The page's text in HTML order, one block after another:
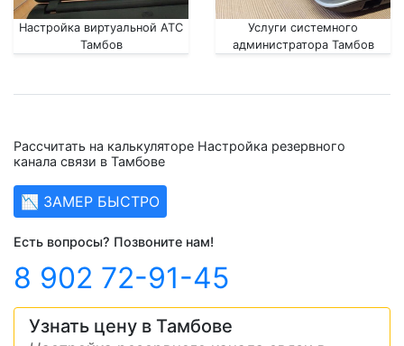
Настройка виртуальной АТС
Тамбов
Услуги системного
администратора Тамбов
Рассчитать на калькуляторе Настройка резервного
канала связи в Тамбове
📉 ЗАМЕР БЫСТРО
Есть вопросы? Позвоните нам!
8 902 72-91-45
Узнать цену в Тамбове